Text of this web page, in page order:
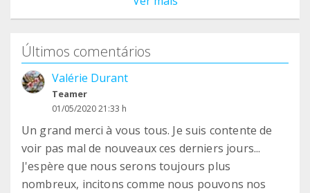
Últimos comentários
Valérie Durant
Teamer
01/05/2020 21:33 h
Un grand merci à vous tous. Je suis contente de
voir pas mal de nouveaux ces derniers jours...
J'espère que nous serons toujours plus
nombreux, incitons comme nous pouvons nos